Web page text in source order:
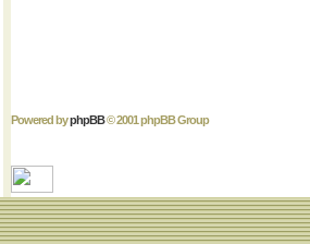
Powered byphpBB© 2001 phpBB Group